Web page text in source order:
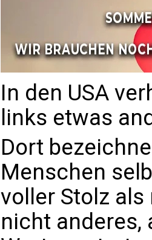
In den USA
links etwas
Dort
Menschen
voller Stolz
nicht